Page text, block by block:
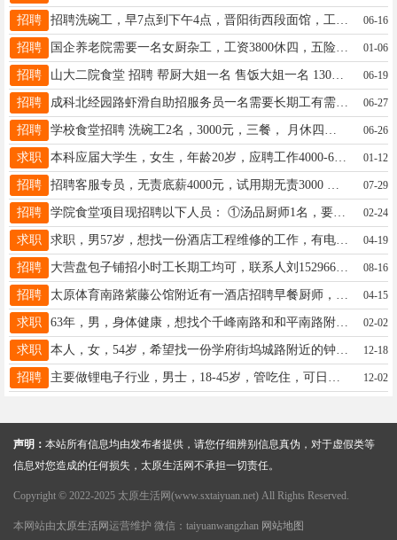
招聘 06-16
招聘 国企养老院需要一名女厨杂工，工资3800休四，五险一金，管吃管住，主要工作洗碗切配，有健康证，55以内，服从安排，非诚勿扰联系电话:16603400388 01-06
招聘 山大二院食堂 招聘 帮厨大姐一名 售饭大姐一名 13068004461 06-19
招聘 成科北经园路虾滑自助招服务员一名需要长期工有需要的可以电话联系: 19103445583 工资3600+200全勤 管吃住 06-27
招聘 06-26
求职 本科应届大学生，女生，年龄20岁，应聘工作4000-6000左右，假期工可干满一个月，希望周末有休息日，开朗乐观热情，能够与人和谐相处交流沟通，一天工作最多可接受十二小时，不倒班，不上夜班，老板热情友好不苛刻员工，按时发放工资。 01-12
招聘 07-29
招聘 学院食堂项目现招聘以下人员： ①汤品厨师1名，要求会羊汤/丸子汤，各种粥品等。工资4500元。 ②拌馅厨师1名，要求会各种饺馅包子馅，工资4500元。 ③面大工1名，要求会炒卤和各种面食。工资6000元。 ④饼类厨师1名，要求会做各种饼子，工资5500元。 ⑤面中工2名，工资4500元。 ⑥包饺子2名，工资3000元。 ⑦切配4名，工资3500元。 ⑧售饭大姐5名，工资2500元 。 地址：迎泽桥西附近， 上班时间：中晚2餐 电话：18636653559 安经理 02-24
求职 求职，男57岁，想找一份酒店工程维修的工作，有电工证，有多年工作经验，电话18635191651 04-19
招聘 大营盘包子铺招小时工长期工均可，联系人刘15296616178 08-16
招聘 04-15
求职 63年，男，身体健康，想找个千峰南路和和平南路附近的保安或者保洁的工作，18636969169 02-02
求职 本人，女，54岁，希望找一份学府街坞城路附近的钟点工，打扫家或做中午饭都行。联系电话：13403438686 12-18
招聘 12-02
声明： 本站所有信息均由发布者提供，请您仔细辨别信息真伪，对于虚假类等
信息对您造成的任何损失，太原生活网不承担一切责任。
Copyright © 2022-2025 太原生活网(www.sxtaiyuan.net) All Rights Reserved.
本网站由太原生活网 运营维护 微信：taiyuanwangzhan 网站地图